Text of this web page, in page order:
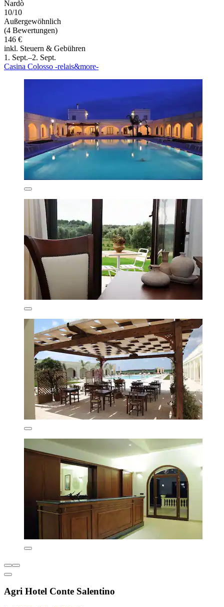
Nardò
10/10
Außergewöhnlich
(4 Bewertungen)
146 €
inkl. Steuern & Gebühren
1. Sept.–2. Sept.
Casina Colosso -relais&more-
Agri Hotel Conte Salentino